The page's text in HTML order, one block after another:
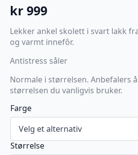
kr 999
Lekker ankel skolett i svart lakk
og varmt innefôr.
Antistress såler
Normale i størrelsen. Anbefalers
størrelsen du vanligvis bruker.
Farge
Størrelse